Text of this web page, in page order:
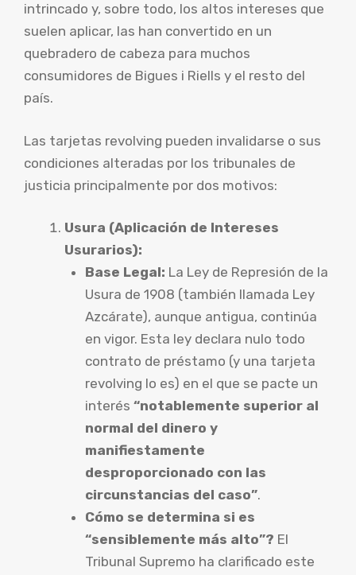
intrincado y, sobre todo, los altos intereses que
suelen aplicar, las han convertido en un
quebradero de cabeza para muchos
consumidores de Bigues i Riells y el resto del
país.
Las tarjetas revolving pueden invalidarse o sus
condiciones alteradas por los tribunales de
justicia principalmente por dos motivos:
Usura (Aplicación de Intereses
Usurarios):
Base Legal: La Ley de Represión de la
Usura de 1908 (también llamada Ley
Azcárate), aunque antigua, continúa
en vigor. Esta ley declara nulo todo
contrato de préstamo (y una tarjeta
revolving lo es) en el que se pacte un
interés “notablemente superior al
normal del dinero y
manifiestamente
desproporcionado con las
circunstancias del caso”.
Cómo se determina si es
“sensiblemente más alto”? El
Tribunal Supremo ha clarificado este